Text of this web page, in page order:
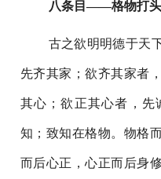
八条目——格物打
古之欲明明德于天
先齐其家；欲齐其家者
其心；欲正其心者，先
知；致知在格物。物格
而后心正，心正而后身